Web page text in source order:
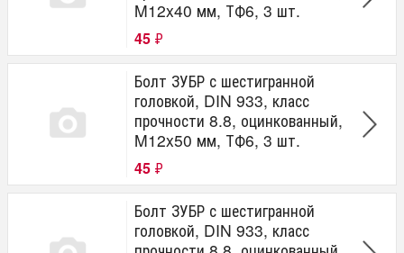
M12x40 мм, ТФ6, 3 шт.
45 ₽
Болт ЗУБР с шестигранной
головкой, DIN 933, класс
прочности 8.8, оцинкованный,
M12x50 мм, ТФ6, 3 шт.
45 ₽
Болт ЗУБР с шестигранной
головкой, DIN 933, класс